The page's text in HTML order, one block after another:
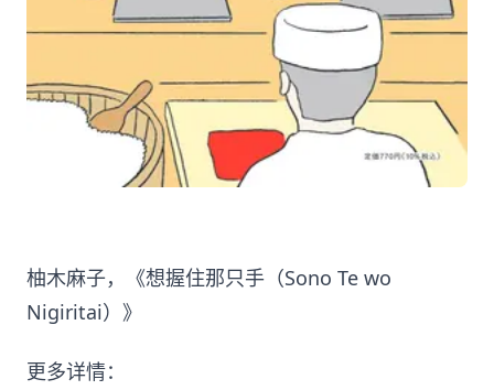
柚木麻子，《想握住那只手（Sono Te wo
Nigiritai）》
更多详情：